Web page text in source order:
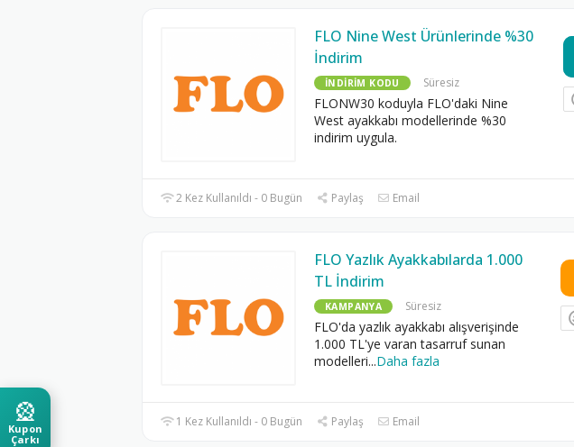
FLO Nine West Ürünlerinde %30
İndirim
İNDIRIM KODU Süresiz
FLONW30 koduyla FLO'daki Nine
West ayakkabı modellerinde %30
indirim uygula.
2 Kez Kullanıldı - 0 Bugün Paylaş Email
FLO Yazlık Ayakkabılarda 1.000
TL İndirim
KAMPANYA Süresiz
FLO'da yazlık ayakkabı alışverişinde
1.000 TL'ye varan tasarruf sunan
modelleri...Daha fazla
1 Kez Kullanıldı - 0 Bugün Paylaş Email
🎡
Kupon
Çarkı